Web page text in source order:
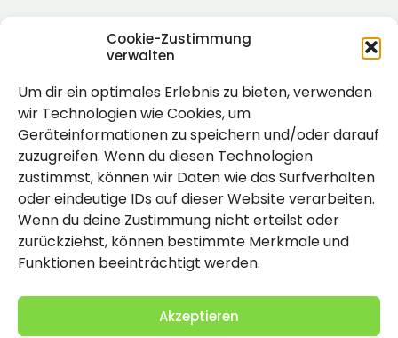
Cookie-Zustimmung
verwalten
Um dir ein optimales Erlebnis zu bieten, verwenden
wir Technologien wie Cookies, um
Geräteinformationen zu speichern und/oder darauf
zuzugreifen. Wenn du diesen Technologien
zustimmst, können wir Daten wie das Surfverhalten
oder eindeutige IDs auf dieser Website verarbeiten.
Wenn du deine Zustimmung nicht erteilst oder
zurückziehst, können bestimmte Merkmale und
Funktionen beeinträchtigt werden.
Akzeptieren
Rechtlich
Impressum
Datenschutzerklärung
Cookie-Richtlinie (EU)